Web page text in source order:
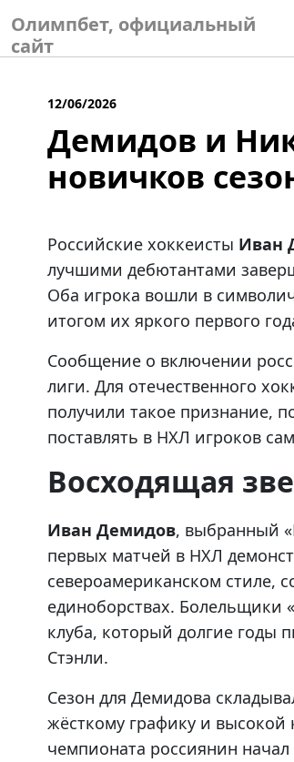
to
content
Олимпбет, официальный
сайт
12/06/2026
Демидов и
новичков
Российские хоккеисты Иван
лучшими дебютантами
Оба игрока вошли в
итогом их яркого первого
Сообщение о включении
лиги. Для отечественного
получили такое признание,
поставлять в НХЛ игроков
Восходящая
Иван Демидов, выбранный
первых матчей в НХЛ
североамериканском стиле,
единоборствах. Болельщики
клуба, который долгие годы
Стэнли.
Сезон для Демидова
жёсткому графику и высокой
чемпионата россиянин